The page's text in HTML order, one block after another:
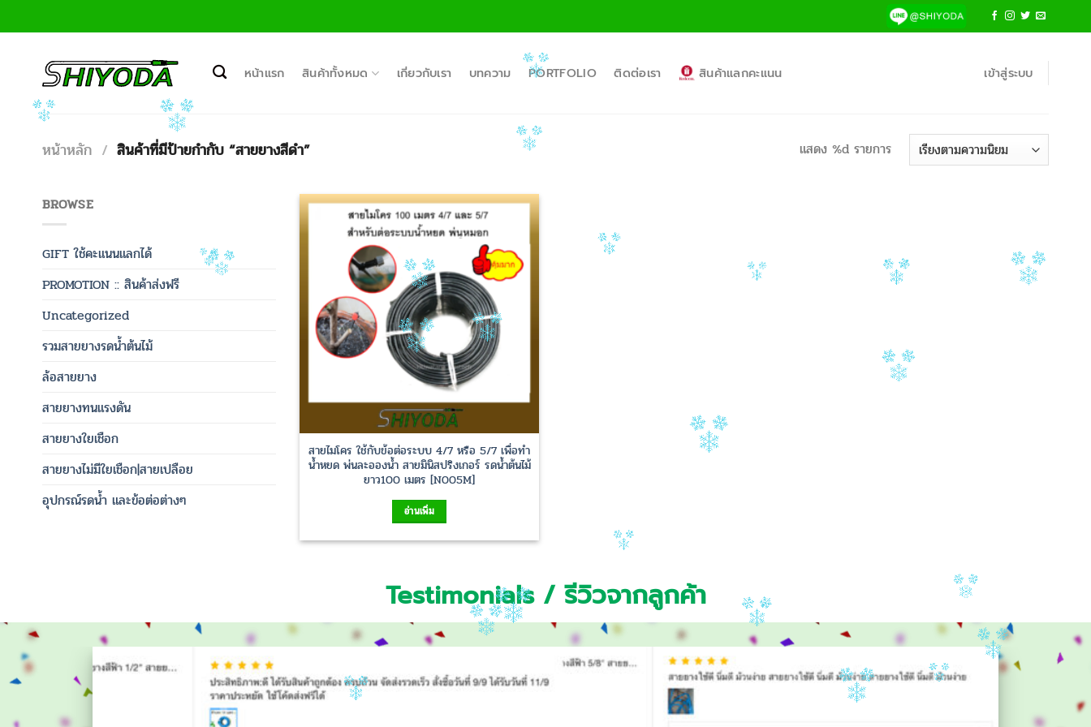
ไป
หน้าแรก สินค้าทั้งหมด เกี่ยวกับเรา บทความ PORTFOLIO ติดต่อเรา สินค้าแลกคะแนน เข้าสู่ระบบ
หน้าหลัก / สินค้าที่มีป้ายกำกับ “สายยางสีดำ” แสดง %d รายการ
BROWSE
GIFT ใช้คะแนนแลกได้
PROMOTION :: สินค้าส่งฟรี
Uncategorized
รวมสายยางรดน้ำต้นไม้
ล้อสายยาง
สายยางทนแรงดัน
สายยางใยเชือก
สายยางไม่มีใยเชือก|สายเปลือย
อุปกรณ์รดน้ำ และข้อต่อต่างๆ
Wishlist
สายไมโคร ใช้กับข้อต่อระบบ 4/7 หรือ 5/7 เพื่อทำ
น้ำหยด พ่นละอองน้ำ สายมินิสปริงเกอร์ รดน้ำต้นไม้
ยาว100 เมตร [N005M]
อ่านเพิ่ม
Testimonials / รีวิวจากลูกค้า